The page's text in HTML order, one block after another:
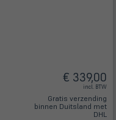
€ 339,00
incl. BTW
Gratis verzending
binnen Duitsland met
DHL